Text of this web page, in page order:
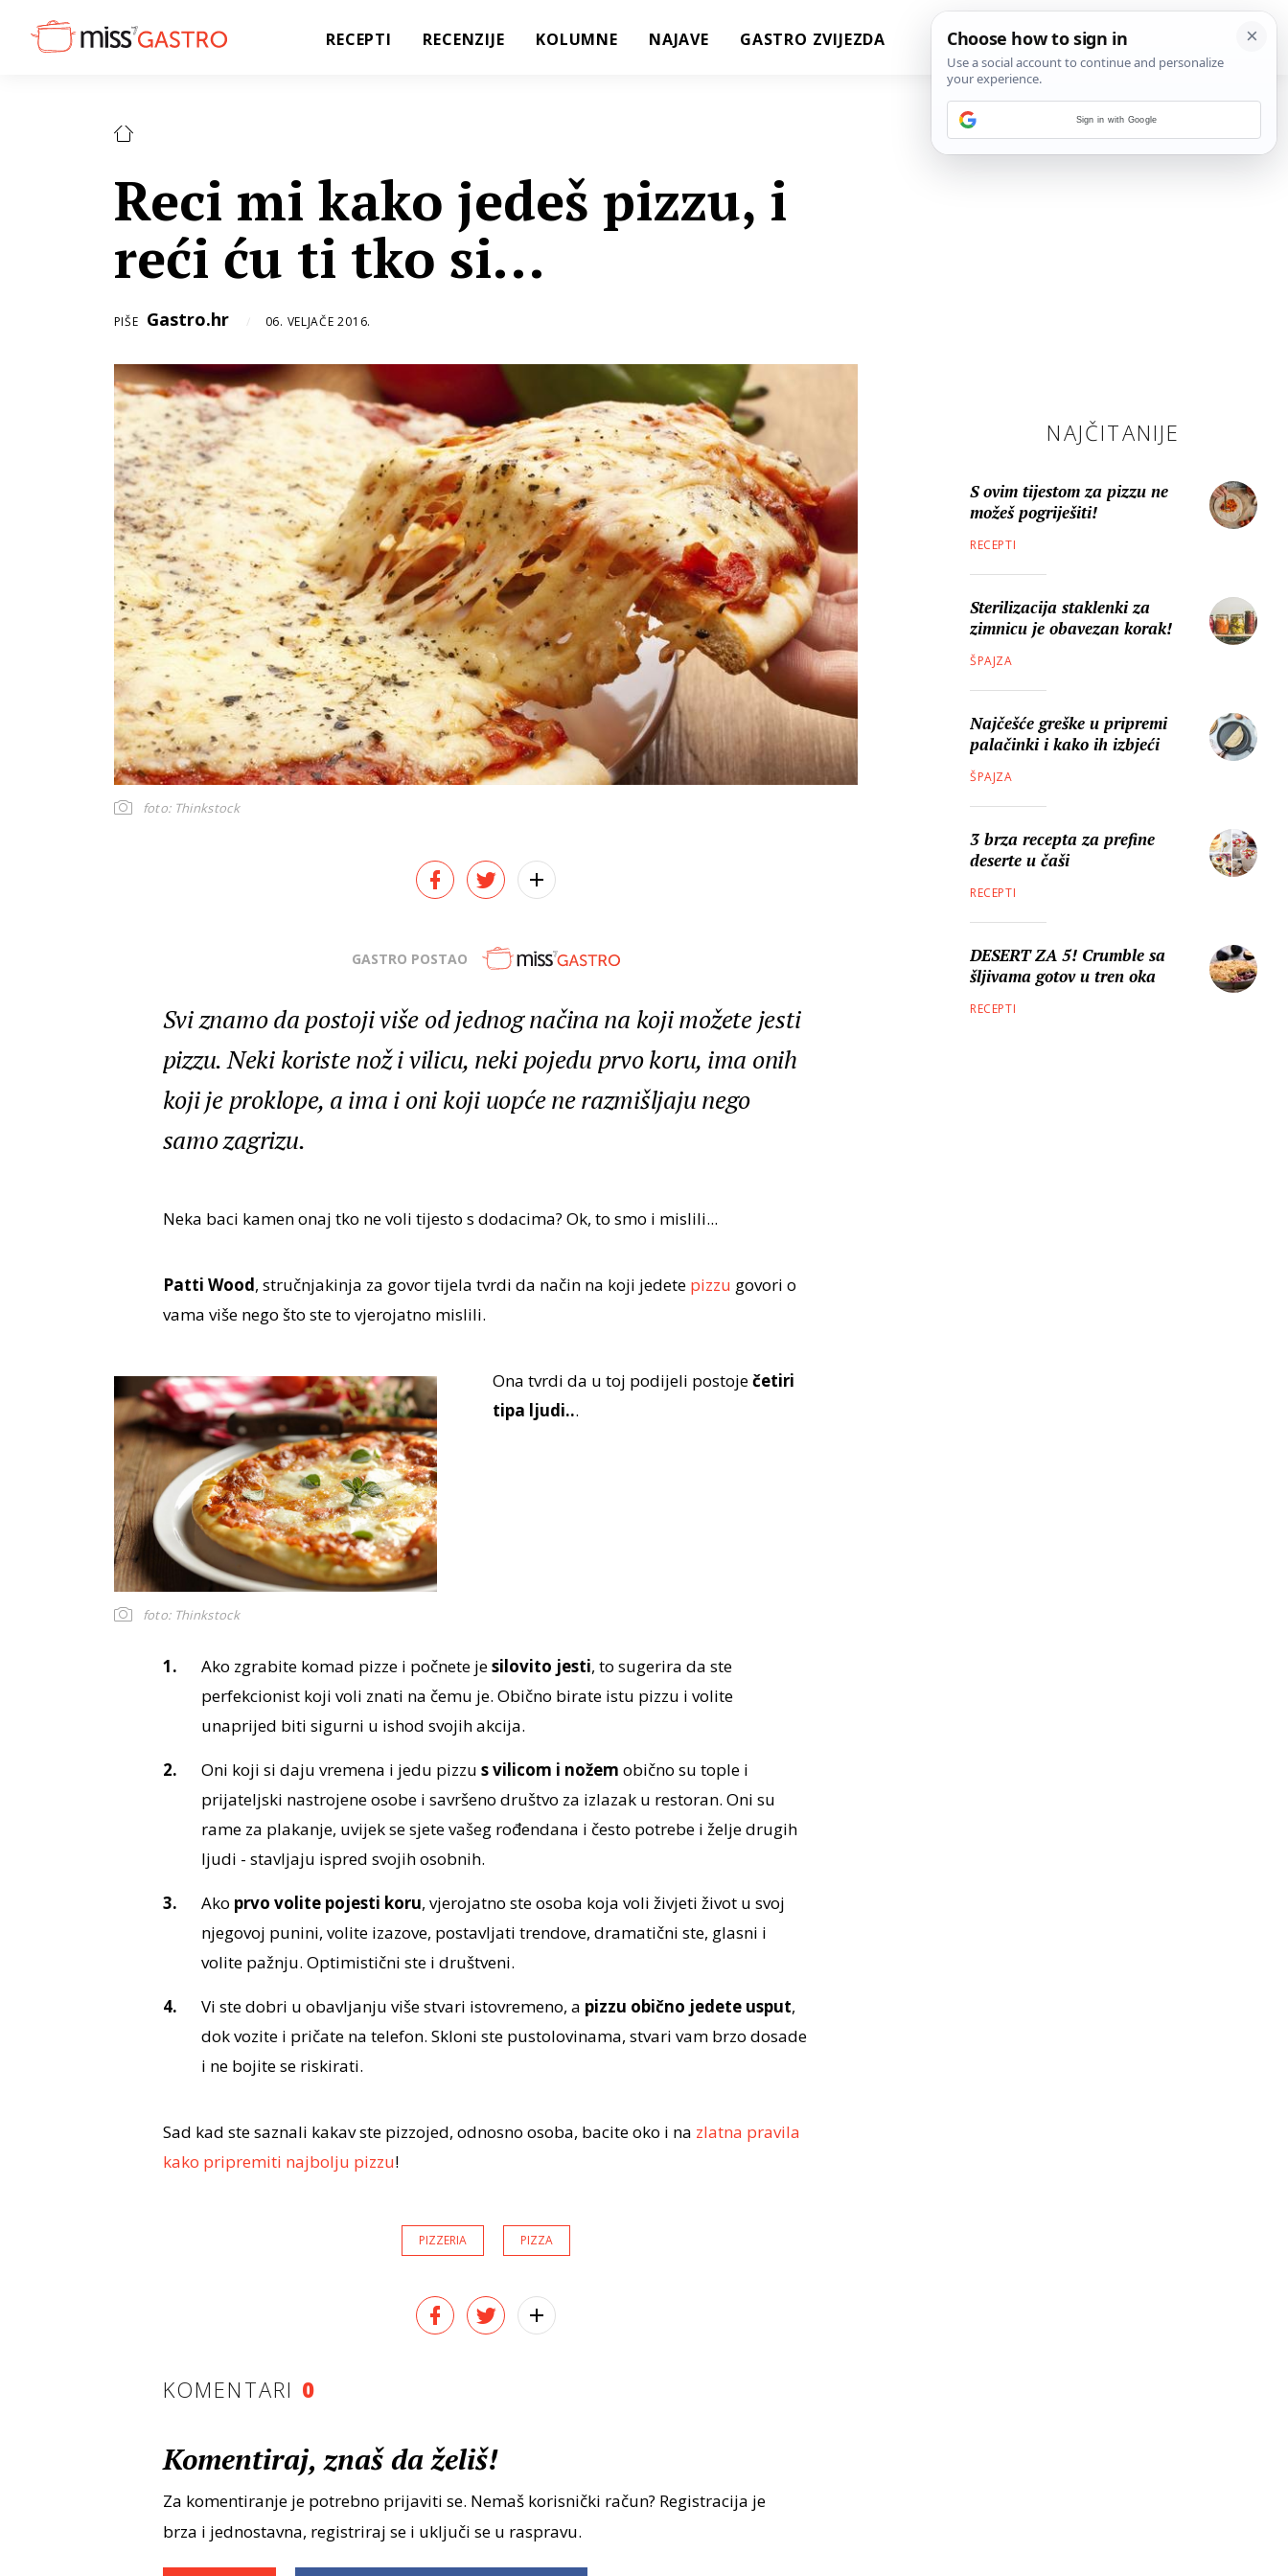
RECEPTI RECENZIJE KOLUMNE NAJAVE GASTRO ZVIJEZDA
Reci mi kako jedeš pizzu, i
reći ću ti tko si...
PIŠE Gastro.hr 06. VELJAČE 2016.
foto: Thinkstock
GASTRO POSTAO
Svi znamo da postoji više od jednog načina na koji možete jesti
pizzu. Neki koriste nož i vilicu, neki pojedu prvo koru, ima onih
koji je proklope, a ima i oni koji uopće ne razmišljaju nego
samo zagrizu.
Neka baci kamen onaj tko ne voli tijesto s dodacima? Ok, to smo i mislili...
Patti Wood, stručnjakinja za govor tijela tvrdi da način na koji jedete pizzu govori o
vama više nego što ste to vjerojatno mislili.
foto: Thinkstock
Ona tvrdi da u toj podijeli postoječetiri
tipa ljudi...
Ako zgrabite komad pizze i počnete jesilovito jesti, to sugerira da ste
perfekcionist koji voli znati na čemu je. Obično birate istu pizzu i volite
unaprijed biti sigurni u ishod svojih akcija.
Oni koji si daju vremena i jedu pizzu s vilicom i nožem obično su tople i
prijateljski nastrojene osobe i savršeno društvo za izlazak u restoran. Oni su
rame za plakanje, uvijek se sjete vašeg rođendana i često potrebe i želje drugih
ljudi - stavljaju ispred svojih osobnih.
Ako prvo volite pojesti koru, vjerojatno ste osoba koja voli živjeti život u svoj
njegovoj punini, volite izazove, postavljati trendove, dramatični ste, glasni i
volite pažnju. Optimistični ste i društveni.
Vi ste dobri u obavljanju više stvari istovremeno, a pizzu obično jedete usput,
dok vozite i pričate na telefon. Skloni ste pustolovinama, stvari vam brzo dosade
i ne bojite se riskirati.
Sad kad ste saznali kakav ste pizzojed, odnosno osoba, bacite oko i na zlatna pravila
kako pripremiti najbolju pizzu!
PIZZERIA PIZZA
KOMENTARI 0
Komentiraj, znaš da želiš!
Za komentiranje je potrebno prijaviti se. Nemaš korisnički račun? Registracija je
brza i jednostavna, registriraj se i uključi se u raspravu.
NAJČITANIJE
S ovim tijestom za pizzu ne
možeš pogriješiti!
RECEPTI
Sterilizacija staklenki za
zimnicu je obavezan korak!
ŠPAJZA
Najčešće greške u pripremi
palačinki i kako ih izbjeći
ŠPAJZA
3 brza recepta za prefine
deserte u čaši
RECEPTI
DESERT ZA 5! Crumble sa
šljivama gotov u tren oka
RECEPTI
Sign in with Google